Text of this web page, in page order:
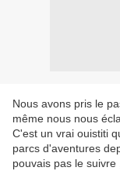
Nous avons pris le
même nous nous
C'est un vrai ouistiti
parcs d'aventures
pouvais pas le suivre